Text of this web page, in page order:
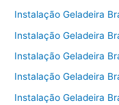
Instalação Geladeira
Instalação Geladeira
Instalação Geladeira
Instalação Geladeira
Instalação Geladeira